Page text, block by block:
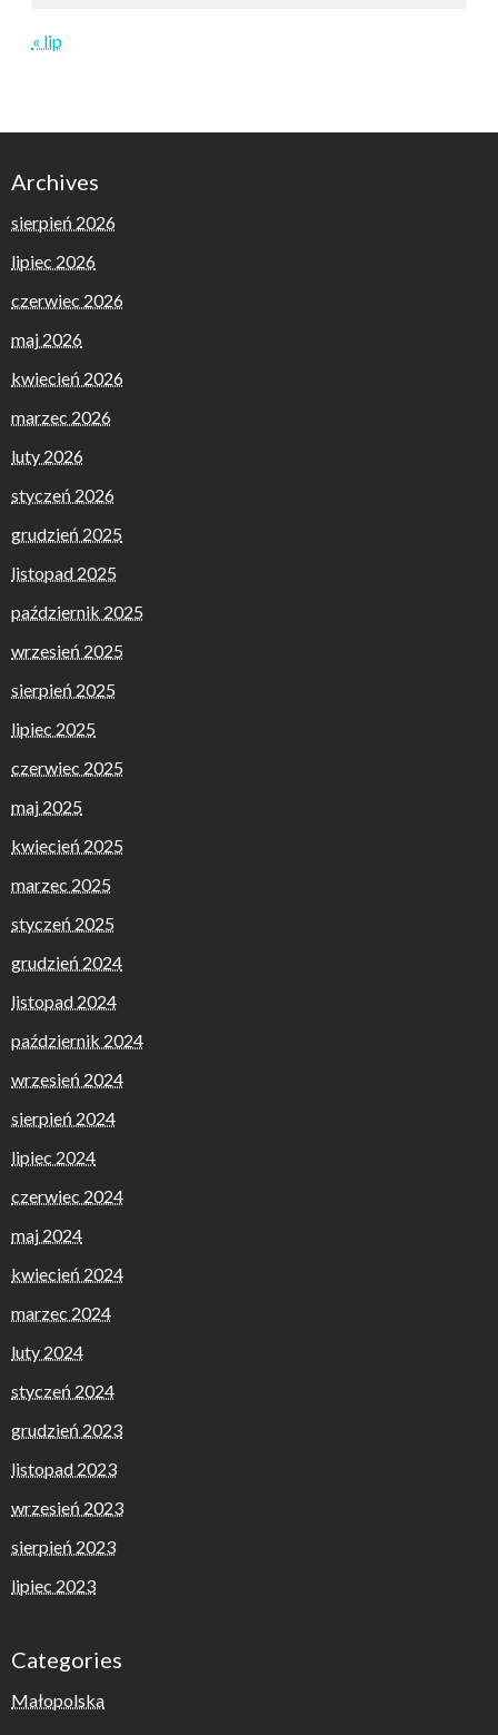
« lip
Archives
sierpień 2026
lipiec 2026
czerwiec 2026
maj 2026
kwiecień 2026
marzec 2026
luty 2026
styczeń 2026
grudzień 2025
listopad 2025
październik 2025
wrzesień 2025
sierpień 2025
lipiec 2025
czerwiec 2025
maj 2025
kwiecień 2025
marzec 2025
styczeń 2025
grudzień 2024
listopad 2024
październik 2024
wrzesień 2024
sierpień 2024
lipiec 2024
czerwiec 2024
maj 2024
kwiecień 2024
marzec 2024
luty 2024
styczeń 2024
grudzień 2023
listopad 2023
wrzesień 2023
sierpień 2023
lipiec 2023
Categories
Małopolska